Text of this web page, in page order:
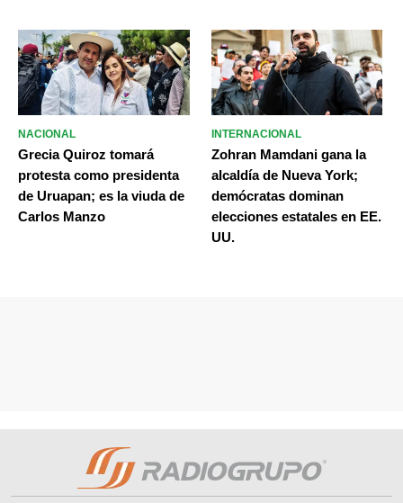
NACIONAL
Grecia Quiroz tomará
protesta como presidenta
de Uruapan; es la viuda de
Carlos Manzo
INTERNACIONAL
Zohran Mamdani gana la
alcaldía de Nueva York;
demócratas dominan
elecciones estatales en EE.
UU.